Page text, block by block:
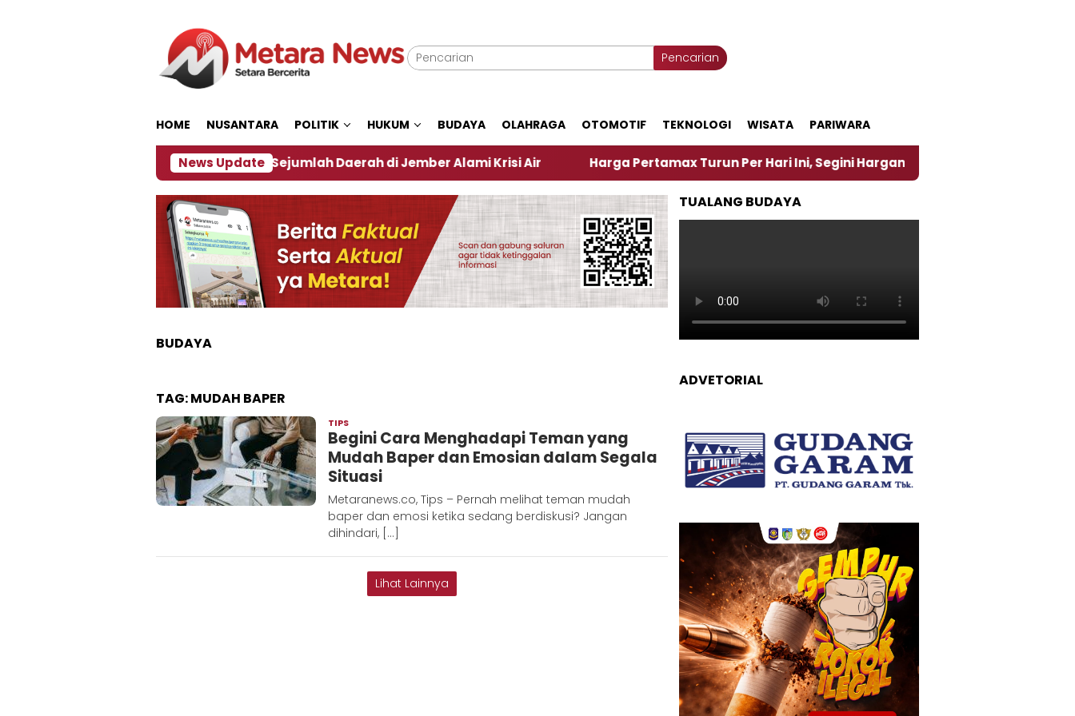
Pencarian
HOME NUSANTARA POLITIK HUKUM BUDAYA OLAHRAGA OTOMOTIF TEKNOLOGI WISATA PARIWARA
News Update
Dampak El Nino, Sejumlah Daerah di Jember Alami Krisi Air Harga Pertamax Turun Per Hari Ini, Segini Harganya ‎Nasirun Maestro Lukis
BUDAYA
TAG:MUDAH BAPER
TIPS
Metara
Begini Cara Menghadapi Teman yang
Mudah Baper dan Emosian dalam Segala
Situasi
Metaranews.co, Tips – Pernah melihat teman mudah
baper dan emosi ketika sedang berdiskusi? Jangan
dihindari, […]
Lihat Lainnya
TUALANG BUDAYA
ADVETORIAL